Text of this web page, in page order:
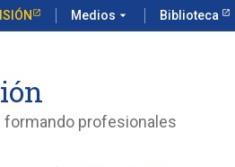
Medios arrow_drop_down Biblioteca
formando profesionales